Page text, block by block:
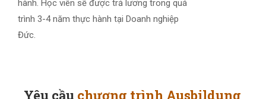
hành. Học viên sẽ được trả lương trong quá
trình 3-4 năm thực hành tại Doanh nghiệp
Đức.
Yêu cầu chương trình Ausbildung